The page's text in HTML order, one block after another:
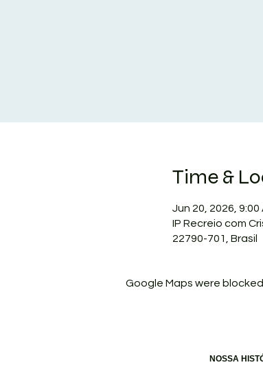
Time &
Jun 20, 2026, 9:00
IP Recreio com
22790-701, Brasil
Google Maps were
NOSSA